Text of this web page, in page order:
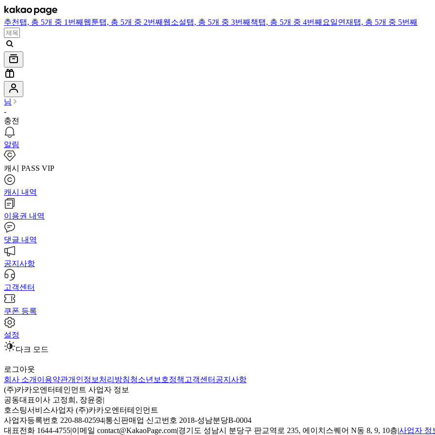
추천 탭, 총 5개 중 1번째 웹툰탭, 총 5개 중 2번째 웹소설탭, 총 5개 중 3번째 책탭, 총 5개 중 4번째 요일연재 탭, 총 5개 중 5번째
님
-
충전
알림
캐시 PASS VIP
캐시 내역
이용권 내역
댓글 내역
공지사항
고객센터
쿠폰 등록
설정
다크 모드
로그아웃
회사 소개 이용약관개인정보처리방침청소년보호정책 고객센터 공지사항
(주)카카오엔터테인먼트 사업자 정보
공동대표이사 고정희, 장윤중|
호스팅서비스사업자 (주)카카오엔터테인먼트
사업자등록번호 220-88-02594|통신판매업 신고번호 2018-성남분당B-0004
대표전화 1644-4755|이메일 contact@KakaoPage.com|경기도 성남시 분당구 판교역로 235, 에이치스퀘어 N동 8, 9, 10층|사업자 정